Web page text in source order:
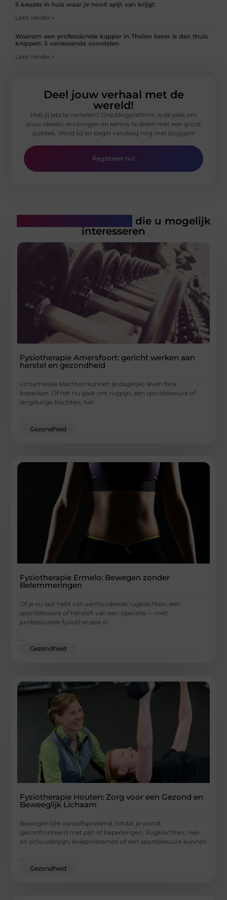
5 keuzes in huis waar je nooit spijt van krijgt
Lees verder »
Waarom een professionele kapper in Tholen beter is dan thuis
knippen: 5 verrassende voordelen
Lees verder »
Deel jouw verhaal met de
wereld!
Heb jij iets te vertellen? Ons blogplatform is dé plek om
jouw ideeën, ervaringen en kennis te delen met een groot
publiek. Word lid en begin vandaag nog met bloggen!
Registreer nu!
die u mogelijk
interesseren
Fysiotherapie Amersfoort: gericht werken aan
herstel en gezondheid
Lichamelijke klachten kunnen je dagelijks leven flink
beperken. Of het nu gaat om rugpijn, een sportblessure of
langdurige klachten, het
Gezondheid
Fysiotherapie Ermelo: Bewegen zonder
Belemmeringen
Of je nu last hebt van aanhoudende rugklachten, een
sportblessure of herstelt van een operatie — met
professionele fysiotherapie in
...
Gezondheid
Fysiotherapie Houten: Zorg voor een Gezond en
Beweeglijk Lichaam
Bewegen lijkt vanzelfsprekend, totdat je wordt
geconfronteerd met pijn of beperkingen. Rugklachten, nek-
en schouderpijn, knieproblemen of een sportblessure kunnen
Gezondheid